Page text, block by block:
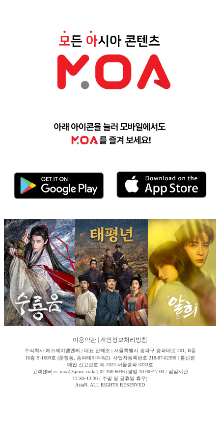
이용약관 개인정보처리방침
주식회사 에스제이엠엔씨 | 대표 안해조 | 서울특별시 송파구 송파대로 201, B동
16층 B-1609호 (문정동, 송파테라타워2) 사업자등록번호 218-87-02390 | 통신판
매업 신고번호 제-2024-서울송파-3233호
고객센터 cs_moa@sjmnc.co.kr | 02-400-6036 (평일 10:00~17:00 / 점심시간
12:30~13:30 / 주말 및 공휴일 휴무)
AsiaN. ALL RIGHTS RESERVED